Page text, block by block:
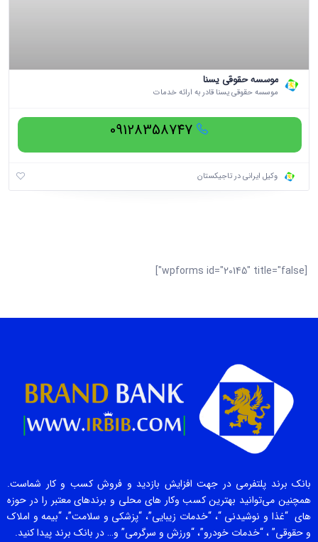
موسسه حقوقی یسنا
موسسه حقوقی یسنا قادر به ارائه خدمات
09128358747
وکیل ایرانی در تاجیکستان
[wpforms id="20145" title="false"]
بانک برند پلتفرمی در جهت افزایش بازدید و فروش کسب و کار شماست.
همچنین می‌توانید بهترین کسب وکار های محلی و برندهای معتبر را در حوزه
های “غذا و نوشیدنی “، “خدمات زیبایی”، “پزشکی و سلامت”، “بیمه و املاک
و حقوقی” ، “خدمات خودرو”، “ورزش و سرگرمی” و… در بانک برند پیدا کنید.